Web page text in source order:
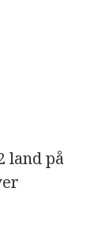
land på